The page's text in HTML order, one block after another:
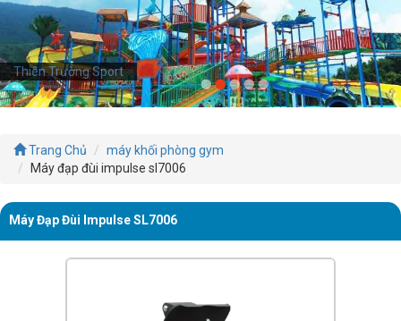
Thiên Trường Sport
Trang Chủ
máy khối phòng gym
Máy đạp đùi impulse sl7006
Máy Đạp Đùi Impulse SL7006